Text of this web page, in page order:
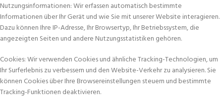
Nutzungsinformationen: Wir erfassen automatisch bestimmte
Informationen über Ihr Gerät und wie Sie mit unserer Website interagieren.
Dazu können Ihre IP-Adresse, Ihr Browsertyp, Ihr Betriebssystem, die
angezeigten Seiten und andere Nutzungsstatistiken gehören.
Cookies: Wir verwenden Cookies und ähnliche Tracking-Technologien, um
Ihr Surferlebnis zu verbessern und den Website-Verkehr zu analysieren. Sie
können Cookies über Ihre Browsereinstellungen steuern und bestimmte
Tracking-Funktionen deaktivieren.